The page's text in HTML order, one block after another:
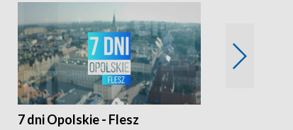
7 dni Opolskie - Flesz